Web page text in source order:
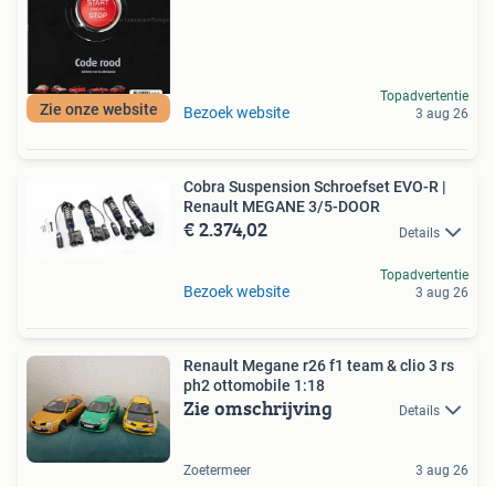
Zie onze website Bezoek website
Topadvertentie
3 aug 26
Cobra Suspension Schroefset EVO-R |
Renault MEGANE 3/5-DOOR
€ 2.374,02 Details
Bezoek website
Topadvertentie
3 aug 26
Renault Megane r26 f1 team & clio 3 rs
ph2 ottomobile 1:18
Zie omschrijving Details
Zoetermeer 3 aug 26